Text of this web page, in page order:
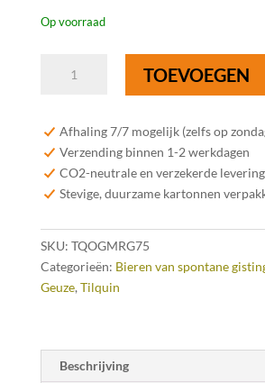
Op voorraad
Tilquin
Cuvée
Marguerite
75cl
TOEVOEGEN
Afhaling 7/7 mogelijk (zelfs op
Verzending binnen 1-2 werkdagen
CO2-neutrale en verzekerde levering
Stevige, duurzame kartonnen
SKU: TQOGMRG75
Categorieën: Bieren van spontane
Geuze, Tilquin
Beschrijving